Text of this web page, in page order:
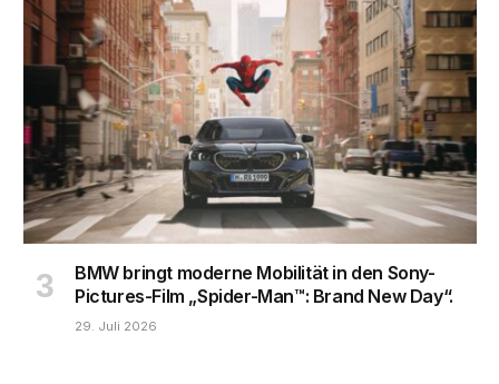
BMW bringt moderne Mobilität in den Sony-
Pictures-Film „Spider-Man™: Brand New Day“.
29. Juli 2026